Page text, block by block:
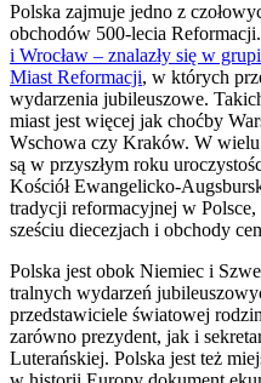
Pol­ska zaj­mu­je jed­no z
obcho­dów 500-lecia Refor­ma­cji.
i Wro­cław – zna­la­zły się w
Miast Refor­ma­cji, w któ­rych
wyda­rze­nia jubi­le­uszo­we.
miast jest wię­cej jak choć­by
Wscho­wa czy Kra­ków. W
są w przy­szłym roku
Kościół Ewan­ge­lic­ko-
tra­dy­cji refor­ma­cyj­nej w
sze­ściu die­ce­zjach i obcho­dy
Pol­ska jest obok Nie­miec i
tral­nych wyda­rzeń
przed­sta­wi­cie­le świa­to­wej
zarów­no pre­zy­dent, jak i
Lute­rań­skiej. Pol­ska jest też